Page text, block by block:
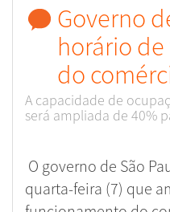
Governo
horário
do
A capacidade de
será ampliada de 40%
O governo de São
quarta-feira (7) que